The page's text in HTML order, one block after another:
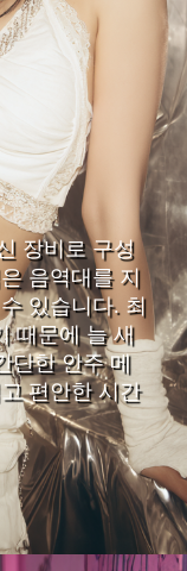
장비로 구성
음역대를 지
있습니다. 최
때문에 늘 새
단한 안주 메
편안한 시간